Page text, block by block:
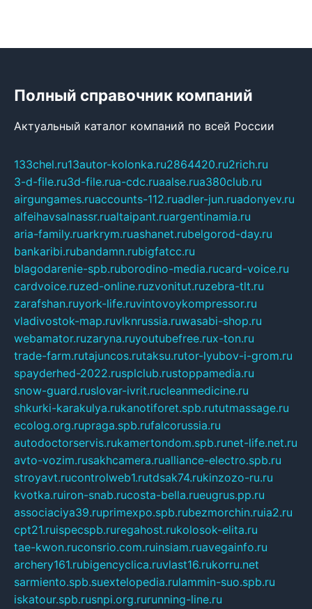
Полный справочник компаний
Актуальный каталог компаний по всей России
133chel.ru13autor-kolonka.ru2864420.ru2rich.ru
3-d-file.ru3d-file.rua-cdc.ruaalse.rua380club.ru
airgungames.ruaccounts-112.ruadler-jun.ruadonyev.ru
alfeihavsalnassr.rualtaipant.ruargentinamia.ru
aria-family.ruarkrym.ruashanet.rubelgorod-day.ru
bankaribi.rubandamn.rubigfatcc.ru
blagodarenie-spb.ruborodino-media.rucard-voice.ru
cardvoice.ruzed-online.ruzvonitut.ruzebra-tlt.ru
zarafshan.ruyork-life.ruvintovoykompressor.ru
vladivostok-map.ruvlknrussia.ruwasabi-shop.ru
webamator.ruzaryna.ruyoutubefree.rux-ton.ru
trade-farm.rutajuncos.rutaksu.rutor-lyubov-i-grom.ru
spayderhed-2022.rusplclub.rustoppamedia.ru
snow-guard.ruslovar-ivrit.rucleanmedicine.ru
shkurki-karakulya.rukanotiforet.spb.rututmassage.ru
ecolog.org.rupraga.spb.rufalcorussia.ru
autodoctorservis.rukamertondom.spb.runet-life.net.ru
avto-vozim.rusakhcamera.rualliance-electro.spb.ru
stroyavt.rucontrolweb1.rutdsak74.rukinzozo-ru.ru
kvotka.ruiron-snab.rucosta-bella.rueugrus.pp.ru
associaciya39.ruprimexpo.spb.rubezmorchin.ruia2.ru
cpt21.ruispecspb.ruregahost.rukolosok-elita.ru
tae-kwon.ruconsrio.com.ruinsiam.ruavegainfo.ru
archery161.rubigencyclica.ruvlast16.rukorru.net
sarmiento.spb.suextelopedia.rulammin-suo.spb.ru
iskatour.spb.rusnpi.org.rurunning-line.ru